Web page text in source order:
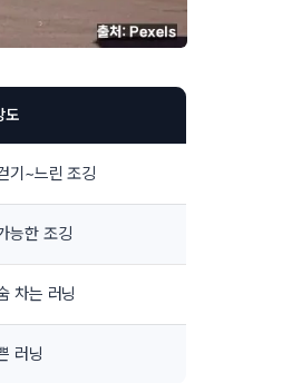
도
기~느린 조깅
능한 조깅
차는 러닝
러닝